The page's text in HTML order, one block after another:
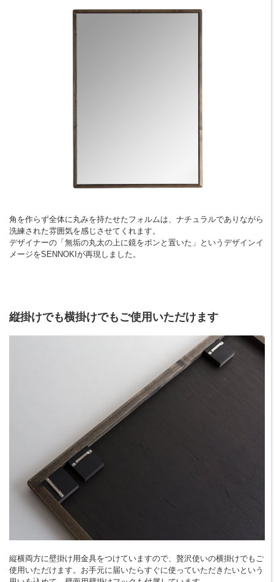
角を作らず全体に丸みを持たせたフォルムは、ナチュラルでありながら
洗練された雰囲気を感じさせてくれます。
デザイナーの「無垢の丸太の上に鏡をポンと置いた」というデザインイ
メージをSENNOKIが再現しました。
縦掛けでも横掛けでもご使用いただけます
縦横両方に壁掛け用金具をつけていますので、贅沢使いの横掛けでもご
使用いただけます。お手元に届いたらすぐに使っていただきたいという